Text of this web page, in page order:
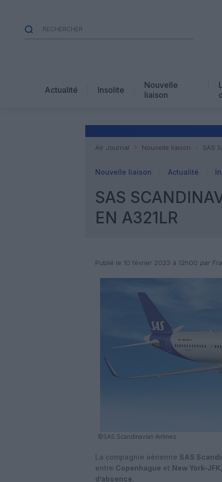
Actualité Insolite
Nouvelle
liaison
Air Journal Nouvelle liaison SAS
Nouvelle liaison Actualité
SAS
EN A321LR
Publié le 10 février 2023 à 12h00 par
©SAS Scandinavian Airlines
La compagnie aérienne SAS
entre Copenhague et New York-JFK
d’absence.